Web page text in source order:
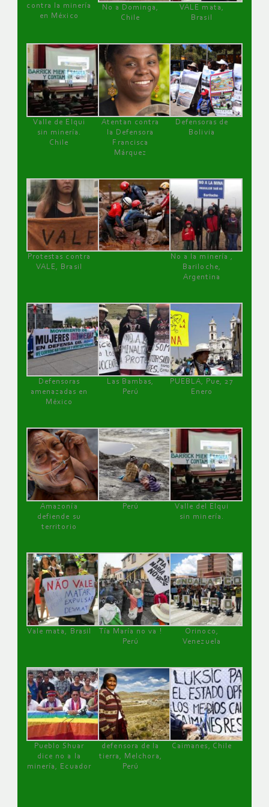
contra la minería
en México
No a Dominga,
Chile
VALE mata,
Brasil
Valle de Elqui
sin minería.
Chile
Atentan contra
la Defensora
Francisca
Márquez
Defensoras de
Bolivia
Protestas contra
VALE, Brasil
No a la minería ,
Bariloche,
Argentina
Defensoras
amenazadas en
México
Las Bambas,
Perú
PUEBLA, Pue, 27
Enero
Amazonía
defiende su
territorio
Perú
Valle del Elqui
sin minería.
Vale mata, Brasil
Tía María no va !
Perú
Orinoco,
Venezuela
Pueblo Shuar
dice no a la
minería, Ecuador
defensora de la
tierra, Melchora,
Perú
Caimanes, Chile